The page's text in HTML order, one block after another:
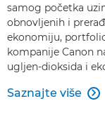
samog početka
obnovljenih i
ekonomiju,
kompanije Canon
ugljen-dioksida i
Saznajte više 